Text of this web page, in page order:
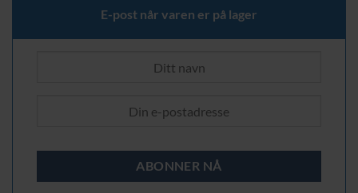
E-post når varen er på lager